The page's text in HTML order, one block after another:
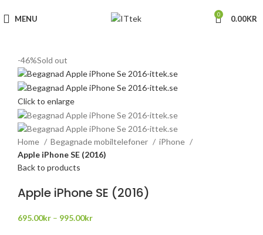
MENU 0 0.00KR
-46%Sold out
Click to enlarge
Home Begagnade mobiltelefoner
iPhone
Apple iPhone SE (2016)
Back to products
Apple iPhone SE (2016)
695.00kr – 995.00kr